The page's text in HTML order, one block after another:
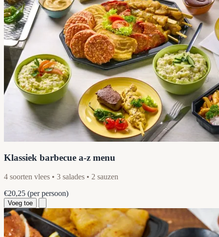
Klassiek barbecue a-z menu
4 soorten vlees • 3 salades • 2 sauzen
€20,25 (per persoon)
Voeg toe